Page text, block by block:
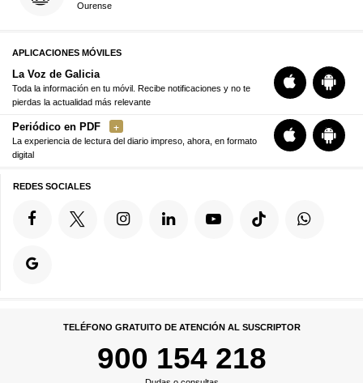
Ourense
APLICACIONES MÓVILES
La Voz de Galicia
Toda la información en tu móvil. Recibe notificaciones y no te
pierdas la actualidad más relevante
Periódico en PDF
La experiencia de lectura del diario impreso, ahora, en formato
digital
REDES SOCIALES
TELÉFONO GRATUITO DE ATENCIÓN AL SUSCRIPTOR
900 154 218